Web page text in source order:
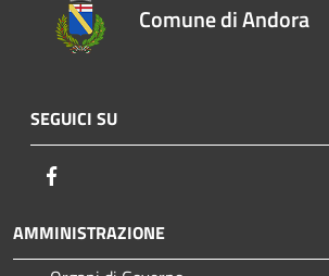
Comune di Andora
SEGUICI SU
AMMINISTRAZIONE